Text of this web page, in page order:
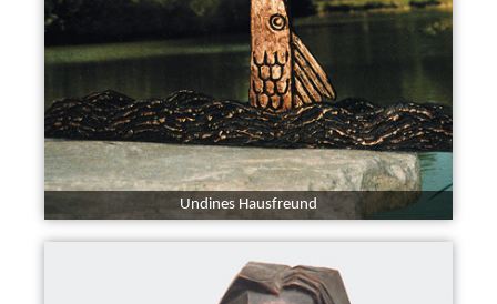
Undines Hausfreund